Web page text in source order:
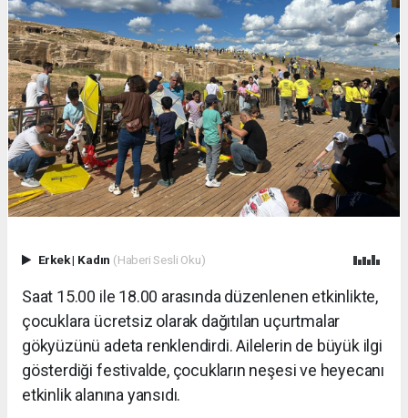
Erkek| Kadın (Haberi Sesli Oku)
Saat 15.00 ile 18.00 arasında düzenlenen etkinlikte,
çocuklara ücretsiz olarak dağıtılan uçurtmalar
gökyüzünü adeta renklendirdi. Ailelerin de büyük ilgi
gösterdiği festivalde, çocukların neşesi ve heyecanı
etkinlik alanına yansıdı.